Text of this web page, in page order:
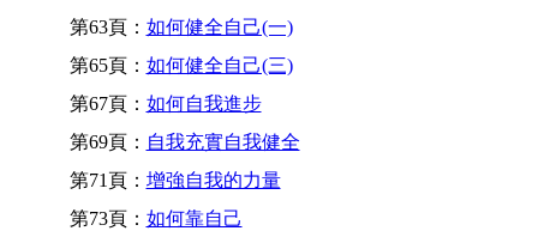
第63頁： 如何健全自己(一)
第65頁： 如何健全自己(三)
第67頁： 如何自我進步
第69頁： 自我充實自我健全
第71頁： 增強自我的力量
第73頁： 如何靠自己